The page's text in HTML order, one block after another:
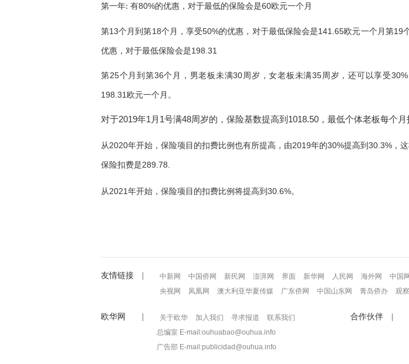
第一年: 有80%的优惠，对于最低的保险会是60欧元一个月
第13个月到第18个月，享受50%的优惠，对于最低保险会是141.65欧元一个月第19
优惠，对于最低保险会是198.31
第25个月到第36个月，男老板未满30周岁，女老板未满35周岁，还可以享受
198.31欧元一个月。
对于2019年1 月 1号满48周岁的，保险基数提高到 1018.50 ，最低个体老板每个
从2020年开始，保险项目的扣费比例也有所提高，由2019年的30%提高到 30.3% ，
保险扣费是289.78.
从2021 年开始，保险项目的扣费比例将提高到 30.6%。
友情链接 | 中新网 中国侨网 新民网 澎湃网 界面 新华网 人民网 海外网 中国网
央视网
凤凰网 澳大利亚华夏传媒 广东侨网 中国山东网 青岛侨办 观
欧华网 | 关于欧华 加入我们 寻求报道
联系我们
总编室 E-mail:ouhuabao@ouhua.info
广告部 E-mail:publicidad@ouhua.info
合作伙伴 |